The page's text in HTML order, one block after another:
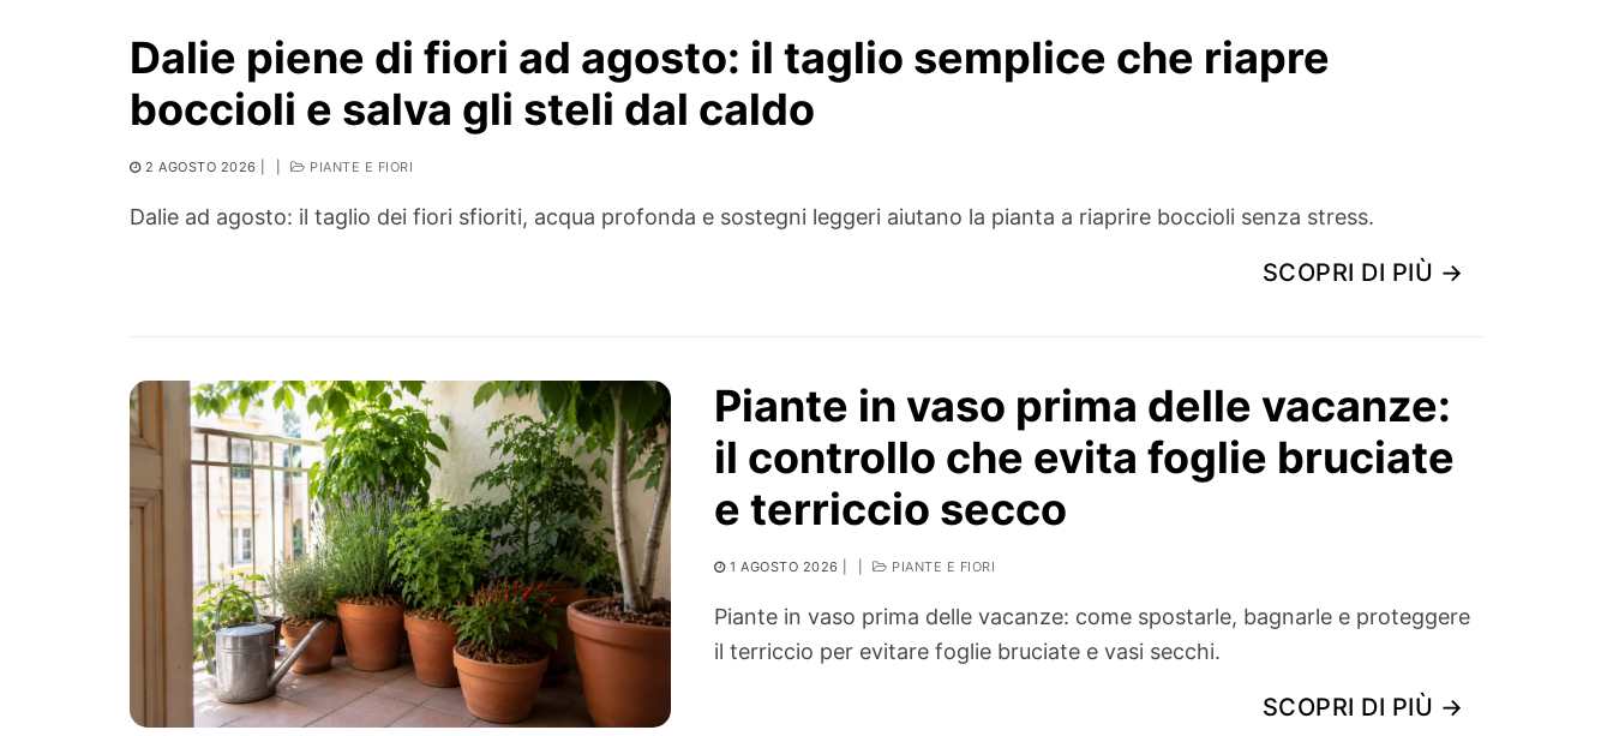
Dalie piene di fiori ad agosto: il taglio semplice che riapre
boccioli e salva gli steli dal caldo
2 AGOSTO 2026 PIANTE E FIORI
Dalie ad agosto: il taglio dei fiori sfioriti, acqua profonda e sostegni leggeri aiutano la pianta a riaprire boccioli senza stress.
SCOPRI DI PIÙ →
Piante in vaso prima delle vacanze:
il controllo che evita foglie bruciate
e terriccio secco
1 AGOSTO 2026 PIANTE E FIORI
Piante in vaso prima delle vacanze: come spostarle, bagnarle e proteggere
il terriccio per evitare foglie bruciate e vasi secchi.
SCOPRI DI PIÙ →